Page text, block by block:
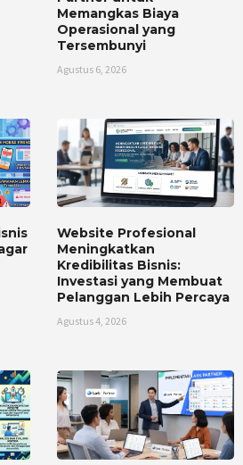
Memangkas Biaya
Operasional yang
Tersembunyi
Agustus 6, 2026
Website Profesional
Meningkatkan
Kredibilitas Bisnis:
Investasi yang Membuat
Pelanggan Lebih Percaya
Agustus 4, 2026